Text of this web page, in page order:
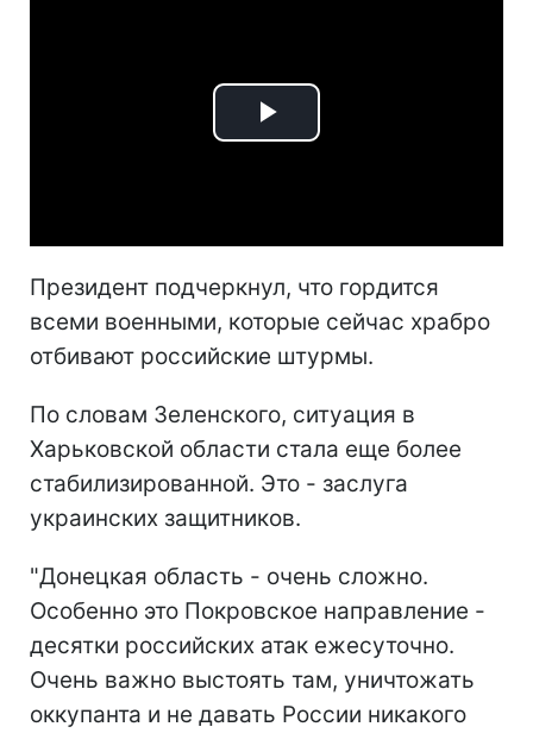
Play
Президент подчеркнул, что гордится
всеми военными, которые сейчас храбро
отбивают российские штурмы.
По словам Зеленского, ситуация в
Харьковской области стала еще более
стабилизированной. Это - заслуга
украинских защитников.
"Донецкая область - очень сложно.
Особенно это Покровское направление -
десятки российских атак ежесуточно.
Очень важно выстоять там, уничтожать
оккупанта и не давать России никакого